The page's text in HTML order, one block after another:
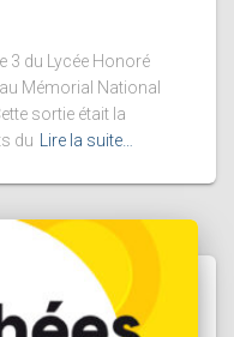
3 du Lycée Honoré
Mémorial National
sortie était la
du
Lire la suite…